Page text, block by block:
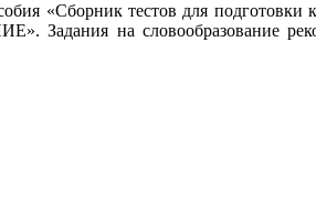
«Сборник тестов для
на словообразование